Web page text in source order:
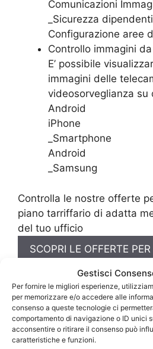
Gestisci
Per fornire le migliori esperienze,
per memorizzare e/o accedere alle
consenso a queste tecnologie ci
comportamento di navigazione o ID unici
acconsentire o ritirare il consenso può
caratteristiche e funzioni.
Comunicazioni
_Sicurezza dipendenti
Configurazione aree
Controllo immagini
E’ possibile
immagini delle
videosorveglianza su
Android
iPhone
_Smartphone
Android
_Samsung
Controlla le nostre offerte
piano tarriffario di adatta
del tuo ufficio
SCOPRI LE OFFERTE PER